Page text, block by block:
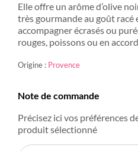
Elle offre un arôme d’olive
très gourmande au goût racé
accompagner écrasés ou
rouges, poissons ou en
Origine : Provence
Note de commande
Précisez ici vos préférences
produit sélectionné